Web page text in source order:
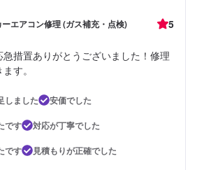
エアコン修理 (ガス補充・点検) 5
措置ありがとうございました！修理
す。
しました
安価でした
です
対応が丁寧でした
です
見積もりが正確でした